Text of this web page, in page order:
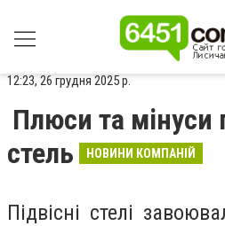
12:23, 26 грудня 2025 р.
Плюси та мінуси
стель
НОВИНИ КОМПАНІЙ
Підвісні стелі